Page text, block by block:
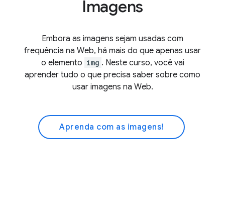
Imagens
Embora as imagens sejam usadas com
frequência na Web, há mais do que apenas usar
o elemento img . Neste curso, você vai
aprender tudo o que precisa saber sobre como
usar imagens na Web.
Aprenda com as imagens!